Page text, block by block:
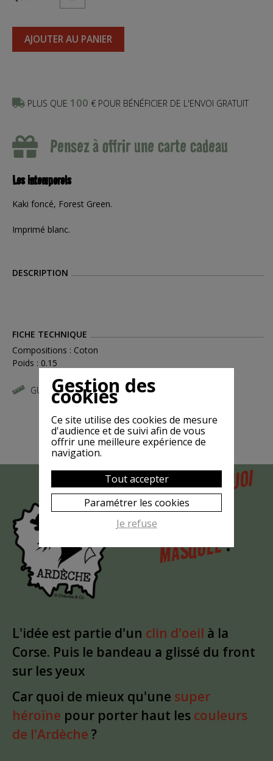
AJOUTER AU PANIER
PLUS QUE 100 € POUR BÉNÉFICIER DE L'ENVOI GRATUIT
Pensez à offrir une carte cadeau
Les intemporels
Kaki foncé, Forest Green.
Imprimé blanc.
DESCRIPTION
FICHE TECHNIQUE
Compositions : Coton
Poids : 0.15
GUIDE DES TAILLES
MAISPOURQUOI
LA CHÈVRE
EST-ELLE
MASQUÉE?
L'idée est partie d'un clin d'oeil à la
Corse. Puis le bandeau a glissé du front
sur les yeux
Car quoi de mieux qu'une super
héroïne pour porter haut les couleurs
de l'Ardèche ?
Gestion des
cookies
Ce site utilise des cookies de mesure
d'audience et de suivi afin de vous
offrir une meilleure expérience de
navigation.
Tout accepter
Paramétrer les cookies
Je refuse